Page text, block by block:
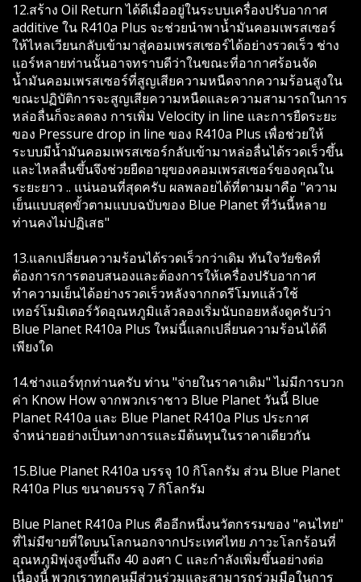
12.สร้าง Oil Return ได้ดีเมื่ออยู่ในระบบเครื่องปรับอากาศ
additive ใน R410a Plus จะช่วยนำพาน้ำมันคอมเพรสเซอร์
ให้ไหลเวียนกลับเข้ามาสู่คอมเพรสเซอร์ได้อย่างรวดเร็ว ช่าง
แอร์หลายท่านนั้นอาจทราบดีว่าในขณะที่อากาศร้อนจัด
น้ำมันคอมเพรสเซอร์ที่สูญเสียความหนืดจากความร้อนสูงใน
ขณะปฏิบัติการจะสูญเสียความหนืดและความสามารถในการ
หล่อลื่นก็จะลดลง การเพิ่ม Velocity in line และการยืดระยะ
ของ Pressure drop in line ของ R410a Plus เพื่อช่วยให้
ระบบมีน้ำมันคอมเพรสเซอร์กลับเข้ามาหล่อลื่นได้รวดเร็วขึ้น
และไหลลื่นขึ้นจึงช่วยยืดอายุของคอมเพรสเซอร์ของคุณใน
ระยะยาว .. แน่นอนที่สุดครับ ผลพลอยได้ที่ตามมาคือ "ความ
เย็นแบบสุดขั้วตามแบบฉบับของ Blue Planet ที่วันนี้หลาย
ท่านคงไม่ปฏิเสธ"
13.แลกเปลี่ยนความร้อนได้รวดเร็วกว่าเดิม ทันใจวัยชิคที่
ต้องการการตอบสนองและต้องการให้เครื่องปรับอากาศ
ทำความเย็นได้อย่างรวดเร็วหลังจากกดรีโมทแล้วใช้
เทอร์โมมิเตอร์วัดอุณหภูมิแล้วลองเริ่มนับถอยหลังดูครับว่า
Blue Planet R410a Plus ใหม่นี้แลกเปลี่ยนความร้อนได้ดี
เพียงใด
14.ช่างแอร์ทุกท่านครับ ท่าน "จ่ายในราคาเดิม" ไม่มีการบวก
ค่า Know How จากพวกเราชาว Blue Planet วันนี้ Blue
Planet R410a และ Blue Planet R410a Plus ประกาศ
จำหน่ายอย่างเป็นทางการและมีต้นทุนในราคาเดียวกัน
15.Blue Planet R410a บรรจุ 10 กิโลกรัม ส่วน Blue Planet
R410a Plus ขนาดบรรจุ 7 กิโลกรัม
Blue Planet R410a Plus คืออีกหนึ่งนวัตกรรมของ "คนไทย"
ที่ไม่มีขายที่ใดบนโลกนอกจากประเทศไทย ภาวะโลกร้อนที่
อุณหภูมิพุ่งสูงขึ้นถึง 40 องศา C และกำลังเพิ่มขึ้นอย่างต่อ
เนื่องนี้ พวกเราทุกคนมีส่วนร่วมและสามารถร่วมมือในการ